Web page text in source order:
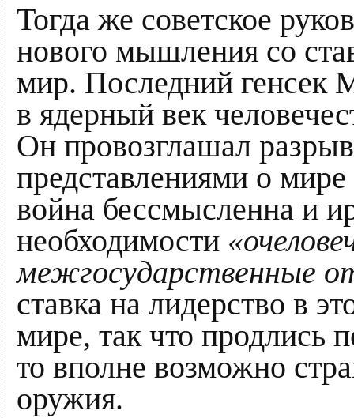
Тогда же советское
нового мышления со
мир. Последний генсек
в ядерный век
Он провозглашал
представлениями о
война бессмысленна и
необходимости
межгосударственные
ставка на лидерство в
мире, так что продлись
то вполне возможно
оружия.